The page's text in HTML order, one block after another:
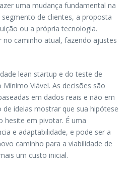
uma mudança fundamental na
de clientes, a proposta
ou a própria tecnologia.
no caminho atual, fazendo ajustes
lean startup e do teste de
Viável. As decisões são
em dados reais e não em
de ideias mostrar que sua hipótese
hesite em pivotar. É uma
e adaptabilidade, e pode ser a
caminho para a viabilidade de
um custo inicial.